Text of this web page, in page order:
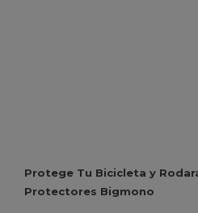
Protege Tu Bicicleta y
Protectores Bigmono